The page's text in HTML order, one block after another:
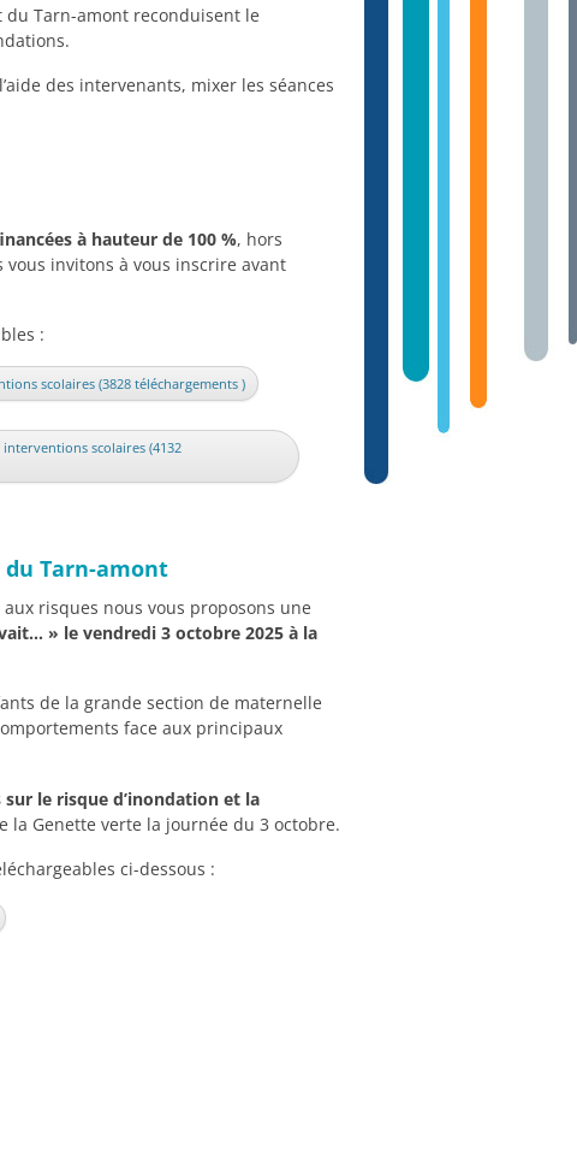
du Tarn-amont reconduisent le
des intervenants, mixer les séances
à hauteur de 100 %, hors
invitons à vous inscrire avant
:
scolaires (3828 téléchargements )
scolaires (4132
du Tarn-amont
risques nous vous proposons une
» le vendredi 3 octobre 2025 à la
de la grande section de maternelle
face aux principaux
sur le risque d’inondation et la
la Genette verte la journée du 3 octobre.
ci-dessous :